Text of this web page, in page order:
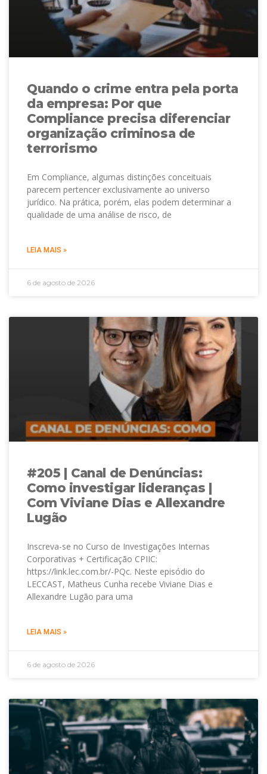
Quando o crime entra pela porta
da empresa: Por que
Compliance precisa diferenciar
organização criminosa de
terrorismo
Em Compliance, algumas distinções conceituais
parecem pertencer exclusivamente ao universo
jurídico. Na prática, porém, elas podem determinar a
qualidade de uma análise de risco, de
LEIA MAIS »
6 de agosto de 2026
#205 | Canal de Denúncias:
Como investigar lideranças |
Com Viviane Dias e Allexandre
Lugão
Inscreva-se no Curso de Investigações Internas
Corporativas + Certificação CPIIC:
https://link.lec.com.br/-PQc. Neste episódio do
LECCAST, Matheus Cunha recebe Viviane Dias e
Allexandre Lugão para uma
LEIA MAIS »
6 de agosto de 2026